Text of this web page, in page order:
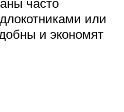
или
и экономят